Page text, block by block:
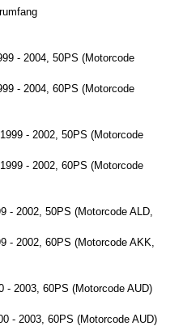
- 2004, 50PS (Mo­tor­code
- 2004, 60PS (Mo­tor­code
- 2002, 50PS (Mo­tor­code
- 2002, 60PS (Mo­tor­code
- 2002, 50PS (Mo­tor­code ALD,
- 2002, 60PS (Mo­tor­code AKK,
- 2003, 60PS (Mo­tor­code AUD)
- 2003, 60PS (Mo­tor­code AUD)